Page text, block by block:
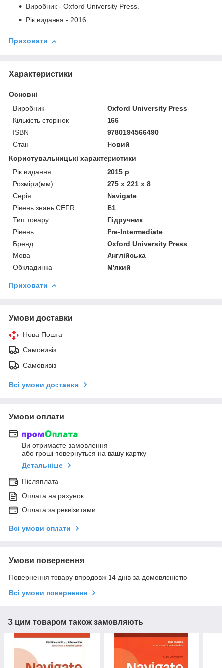
Виробник - Oxford University Press.
Рік видання - 2016.
Приховати
Характеристики
Основні
Виробник
Oxford University Press
Кількість сторінок
166
ISBN
9780194566490
Стан
Новий
Користувальницькі характеристики
Рік видання
2015 р
Розміри(мм)
275 x 221 x 8
Серія
Navigate
Рівень знань CEFR
B1
Тип товару
Підручник
Рівень
Pre-Intermediate
Бренд
Oxford University Press
Мова
Англійська
Обкладинка
М'який
Приховати
Умови доставки
Нова Пошта
Самовивіз
Самовивіз
Всі умови доставки
Умови оплати
Ви отримаєте замовлення
або гроші повернуться на вашу картку
Детальніше
Післяплата
Оплата на рахунок
Оплата за реквізитами
Всі умови оплати
Умови повернення
Повернення товару впродовж 14 днів за домовленістю
Всі умови повернення
З цим товаром також замовляють